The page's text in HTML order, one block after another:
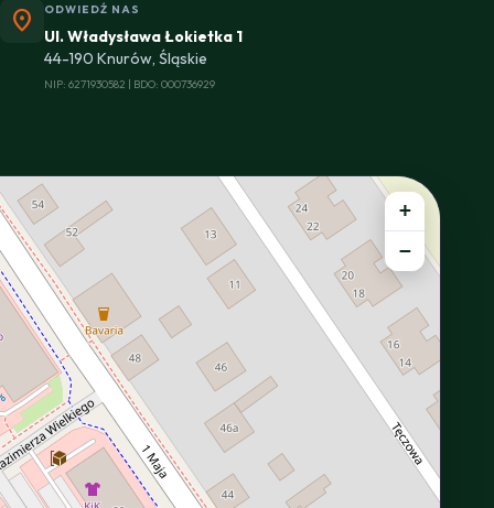
location_on ODWIEDŹ NAS
Ul. Władysława Łokietka 1
44-190 Knurów, Śląskie
NIP: 6271930582 | BDO: 000736929
+
−